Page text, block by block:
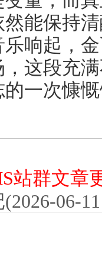
能保持
响起，
这段充
一次慷
站群文章
06-